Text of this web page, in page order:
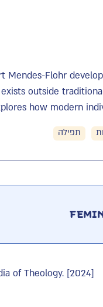
Mendes-Flohr
outside
how modern
תפילה
of Theology. [2024]